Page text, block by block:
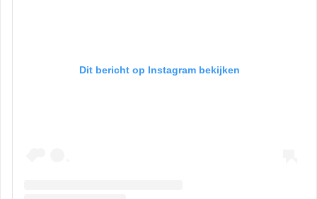
Dit bericht op Instagram bekijken